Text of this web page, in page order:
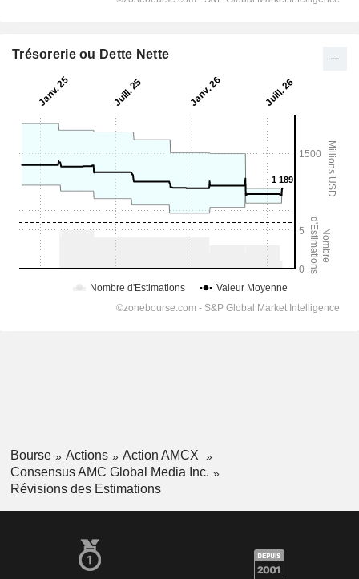
Trésorerie ou Dette Nette
Bourse Actions
Action AMCX
Consensus AMC Global Media Inc.
Révisions des Estimations